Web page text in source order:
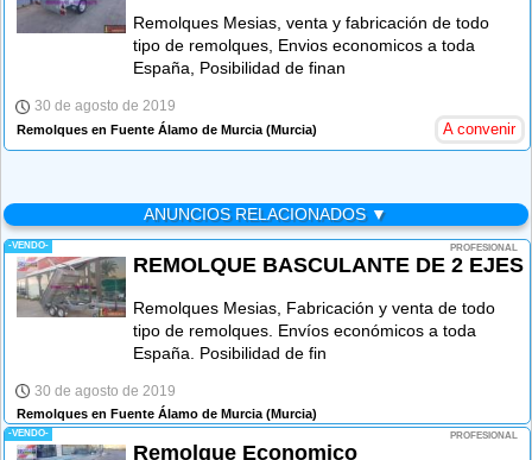
Remolques Mesias, venta y fabricación de todo
tipo de remolques, Envios economicos a toda
España, Posibilidad de finan
30 de agosto de 2019
Remolques en Fuente Álamo de Murcia (Murcia) A convenir
ANUNCIOS RELACIONADOS ▼
-VENDO- PROFESIONAL
REMOLQUE BASCULANTE DE 2 EJES
Remolques Mesias, Fabricación y venta de todo
tipo de remolques. Envíos económicos a toda
España. Posibilidad de fin
30 de agosto de 2019
Remolques en Fuente Álamo de Murcia (Murcia)
-VENDO- PROFESIONAL
Remolque Economico